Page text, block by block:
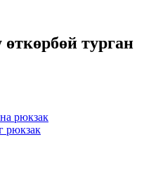
турган
рюкзак
рюкзак